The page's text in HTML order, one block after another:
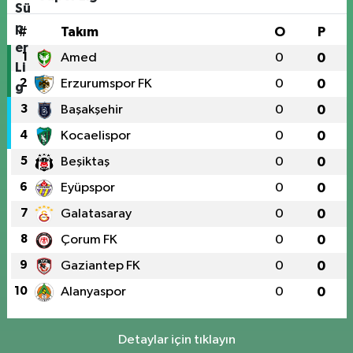
# Takım O P
1 Amed 0 0
2 Erzurumspor FK 0 0
3 Başakşehir 0 0
4 Kocaelispor 0 0
5 Beşiktaş 0 0
6 Eyüpspor 0 0
7 Galatasaray 0 0
8 Çorum FK 0 0
9 Gaziantep FK 0 0
10 Alanyaspor 0 0
Detaylar için tıklayın